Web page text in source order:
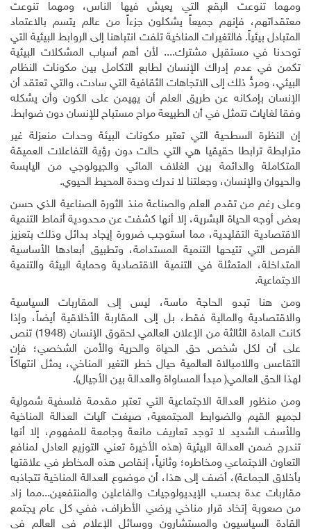
ومهما تنوعت البقع التي يعيش فيها الناس، ومهما تنوعت
معتقداتهم، فإنهم جميعاً يشكلون جزءاً من عالم يتسم بالاعتماد
المتبادل بيئياً. فالتغيرات المناخية تلفت انتباهنا إلى الروابط البيئية التي
توحدنا في مستقبل مشترك.... لأن أهم أسباب المشكلات البيئية
تكمن في عدم إدراك الإنسان لطابع التكامل بين مكونات النظام
البيئي، ومردُّ ذلك إلى الاتجاهات الثقافية التي سادت، والتي تعتقد أن
الإنسان بإمكانه عن طريق العلم أن يهيمن على الكون وأن يشكله
وفقا لغايات تتمثل في أن الطبيعة مراح مستباح للإنسان دون ضوابط.
إن النظرة السطحية التي تعتبر مكونات البيئة وحدات منعزلة غير
مترابطة ترابطا حقيقيا هي التي حالت دون رؤية التفاعلات العميقة
المتكاملة والدائمة بين الغلاف المائي والجيولوجي من اليابسة
والحيوان والإنسان، وجعلتنا لا ندرك وحدة المحيط الحيوي.
وعلى رغم من تقدم العلم والصناعة منذ الثورة الصناعية الذي حسن
بعض أوجه الحياة البشرية، إلا أنها كشفت عن محدودية أنماط التنمية
الاقتصادية التقليدية، مما استوجب ضرورة إيجاد بدائل وذلك بتعزيز
الفرص التي تتيحها التنمية المستدامة، وتطبيق أبعادها الأساسية
المتداخلة، المتمثلة في التنمية الاقتصادية وحماية البيئة والتنمية
الاجتماعية.
ومن هنا تبدو الحاجة ماسة، ليس إلى المقاربات السياسية
والاقتصادية والمالية فقط، بل إلى المقاربة الأخلاقية أيضاً، وإذا
كانت المادة الثالثة من الإعلان العالمي لحقوق الإنسان (1948) تنص
على أن لكل شخص حق الحياة والحرية والأمن الشخصي؛ فإن
التقاعس واللامبالاة العالمية حيال خطر التغير المناخي، يمثل انتهاكاً
لهذا الحق العالمي) مبدأ المساواة والعدالة بين الأجيال).
ومن منظور العدالة الاجتماعية التي تعتبر مقدمة فلسفية شمولية
لجميع القيم والضوابط المجتمعية، صيغت آليات العدالة المناخية
وللأسف الشديد لا توجد تعاريف مانعة وجامعة للمفهوم، إلا أنها
تندرج ضمن العدالة البيئية (هذه الأخيرة تعني التوزيع العادل لمنافع
التعاون الاجتماعي ومخاطره؛ وثانياً، إنقاص هذه المخاطر في علاقتها
بأخلاق الجماعة)، أضف إلى هذا، أن موضوع العدالة المناخية تتجاذبه
مقاربات عدة بحسب الإيديولوجيات والفاعلين والمنتفعين...مما زاد
من صعوبة إتخاد قرار مناخي يرضي الأطراف، ففي كل عام يجتمع
القادة السياسيون والمستشارون ووسائل الإعلام في العالم في